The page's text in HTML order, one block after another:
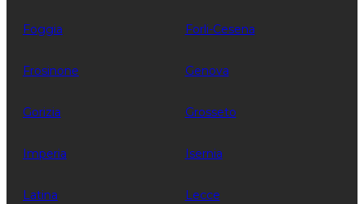
Foggia Forli-Cesena
Frosinone Genova
Gorizia Grosseto
Imperia Isernia
Latina Lecce